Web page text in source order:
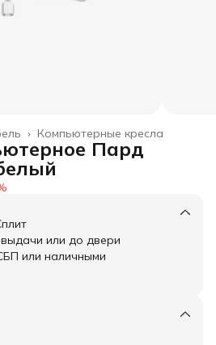
Компьютерные кресла
›
Пард
или до двери
или наличными